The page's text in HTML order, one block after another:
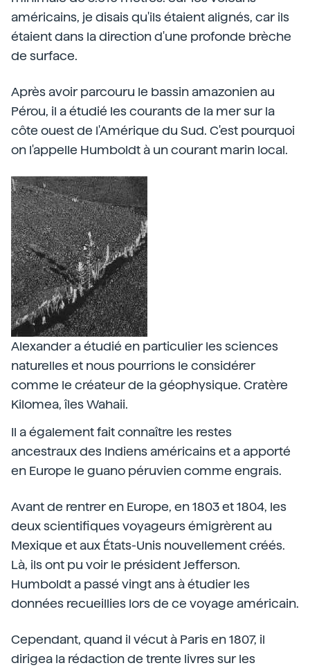
américains, je disais qu'ils étaient alignés, car ils
étaient dans la direction d'une profonde brèche
de surface.
Après avoir parcouru le bassin amazonien au
Pérou, il a étudié les courants de la mer sur la
côte ouest de l'Amérique du Sud. C'est pourquoi
on l'appelle Humboldt à un courant marin local.
Alexander a étudié en particulier les sciences
naturelles et nous pourrions le considérer
comme le créateur de la géophysique. Cratère
Kilomea, îles Wahaii.
Il a également fait connaître les restes
ancestraux des Indiens américains et a apporté
en Europe le guano péruvien comme engrais.
Avant de rentrer en Europe, en 1803 et 1804, les
deux scientifiques voyageurs émigrèrent au
Mexique et aux États-Unis nouvellement créés.
Là, ils ont pu voir le président Jefferson.
Humboldt a passé vingt ans à étudier les
données recueillies lors de ce voyage américain.
Cependant, quand il vécut à Paris en 1807, il
dirigea la rédaction de trente livres sur les